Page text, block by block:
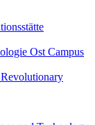
Ost Campus